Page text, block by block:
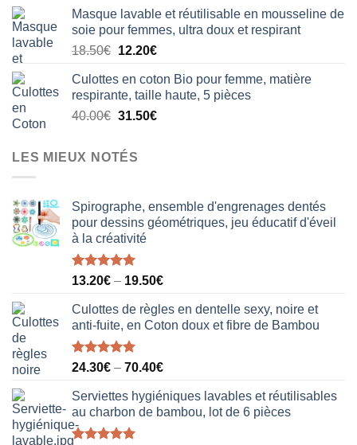
initial
était :
20.50€.
actuel
est :
15.80€.
Masque lavable et réutilisable en mousseline de
soie pour femmes, ultra doux et respirant
18.50€ Le
initial
était :
18.50€.
12.20€Le
actuel
est :
12.20€.
Culottes en coton Bio pour femme, matière
respirante, taille haute, 5 pièces
40.00€ Le
initial
était :
31.50€Le
LES MIEUX NOTÉS
Spirographe, ensemble d'engrenages dentés
pour dessins géométriques, jeu éducatif d'éveil
à la créativité
Note5.00
13.20€ – 19.50€
Culottes de règles en dentelle sexy, noire et
anti-fuite, en Coton doux et fibre de Bambou
Note5.00
24.30€ – 70.40€
Serviettes hygiéniques lavables et réutilisables
au charbon de bambou, lot de 6 pièces